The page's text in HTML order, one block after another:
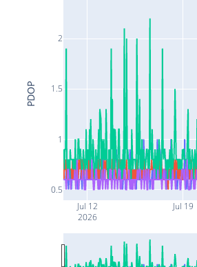
Jul 12
2026
Jul 19
0.5
1
1.5
2
PDOP